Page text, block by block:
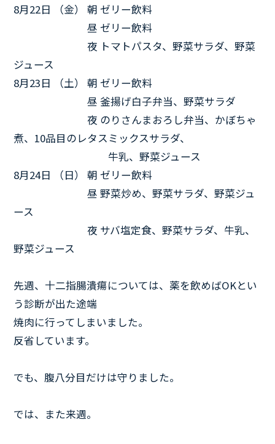
8月22日 （金） 朝 ゼリー飲料
昼 ゼリー飲料
夜 トマトパスタ、野菜サラダ、野菜
ジュース
8月23日 （土） 朝 ゼリー飲料
昼 釜揚げ白子弁当、野菜サラダ
夜 のりさんまおろし弁当、かぼちゃ
煮、10品目のレタスミックスサラダ、
牛乳、野菜ジュース
8月24日 （日） 朝 ゼリー飲料
昼 野菜炒め、野菜サラダ、野菜ジュ
ース
夜 サバ塩定食、野菜サラダ、牛乳、
野菜ジュース
先週、十二指腸潰瘍については、薬を飲めばOKとい
う診断が出た途端
焼肉に行ってしまいました。
反省しています。
でも、腹八分目だけは守りました。
では、また来週。